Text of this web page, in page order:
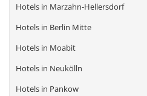
Hotels in Marzahn-Hellersdorf
Hotels in Berlin Mitte
Hotels in Moabit
Hotels in Neukölln
Hotels in Pankow